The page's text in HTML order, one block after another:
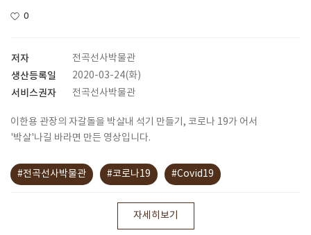
0
저자 전곡선사박물관
생산등록일 2020-03-24(화)
서비스권자 전곡선사박물관
이한용 관장의 자갈돌을 박살내 석기 만들기, 코로나 19가 어서
'박살'나길 바라면 만든 영상입니다.
#전곡선사박물관 #코로나19 #Covid19
자세히보기